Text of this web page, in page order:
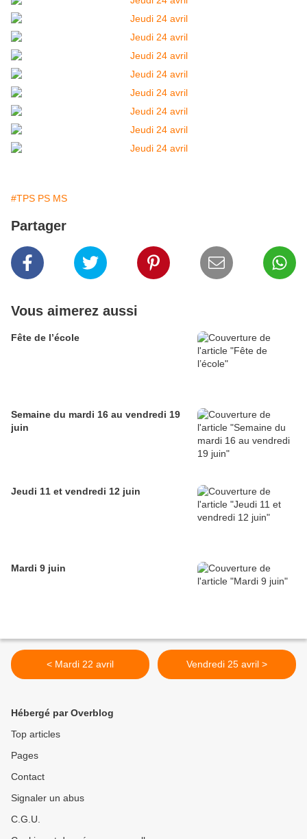
#TPS PS MS
Partager
Vous aimerez aussi
Fête de l’école
Semaine du mardi 16 au vendredi 19
juin
Jeudi 11 et vendredi 12 juin
Mardi 9 juin
< Mardi 22 avril Vendredi 25 avril >
Hébergé par Overblog
Top articles
Pages
Contact
Signaler un abus
C.G.U.